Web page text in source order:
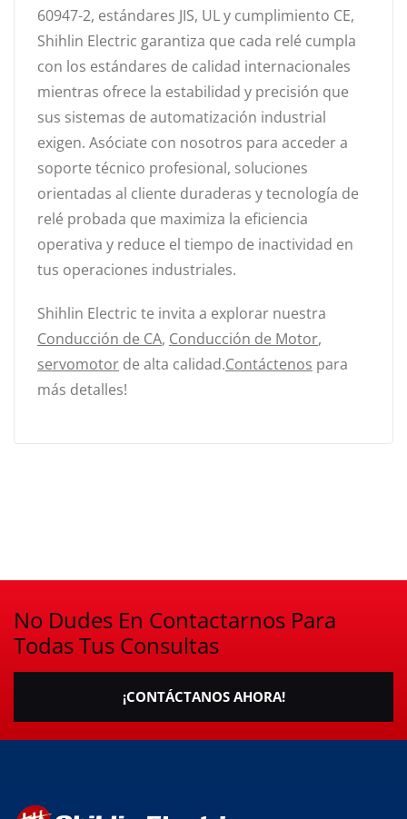
60947-2, estándares JIS, UL y cumplimiento CE,
Shihlin Electric garantiza que cada relé cumpla
con los estándares de calidad internacionales
mientras ofrece la estabilidad y precisión que
sus sistemas de automatización industrial
exigen. Asóciate con nosotros para acceder a
soporte técnico profesional, soluciones
orientadas al cliente duraderas y tecnología de
relé probada que maximiza la eficiencia
operativa y reduce el tiempo de inactividad en
tus operaciones industriales.
Shihlin Electric te invita a explorar nuestra
Conducción de CA, Conducción de Motor,
servomotor de alta calidad.Contáctenos para
más detalles!
No Dudes En Contactarnos Para
Todas Tus Consultas
¡CONTÁCTANOS AHORA!